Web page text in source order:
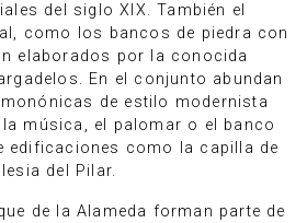
del siglo XIX. También el
como los bancos de piedra con
elaborados por la conocida
En el conjunto abundan
de estilo modernista
música, el palomar o el banco
edificaciones como la capilla de
del Pilar.
de la Alameda forman parte de